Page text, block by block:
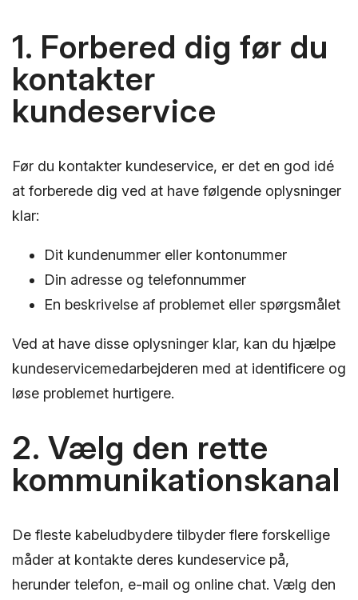
1. Forbered dig før du
kontakter
kundeservice
Før du kontakter kundeservice, er det en god idé
at forberede dig ved at have følgende oplysninger
klar:
Dit kundenummer eller kontonummer
Din adresse og telefonnummer
En beskrivelse af problemet eller spørgsmålet
Ved at have disse oplysninger klar, kan du hjælpe
kundeservicemedarbejderen med at identificere og
løse problemet hurtigere.
2. Vælg den rette
kommunikationskanal
De fleste kabeludbydere tilbyder flere forskellige
måder at kontakte deres kundeservice på,
herunder telefon, e-mail og online chat. Vælg den